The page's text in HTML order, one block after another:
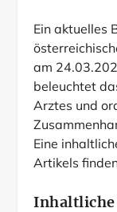
Ein aktuelles
am
beleuchtet
Arztes und
Eine
Artikels
Inhaltliche